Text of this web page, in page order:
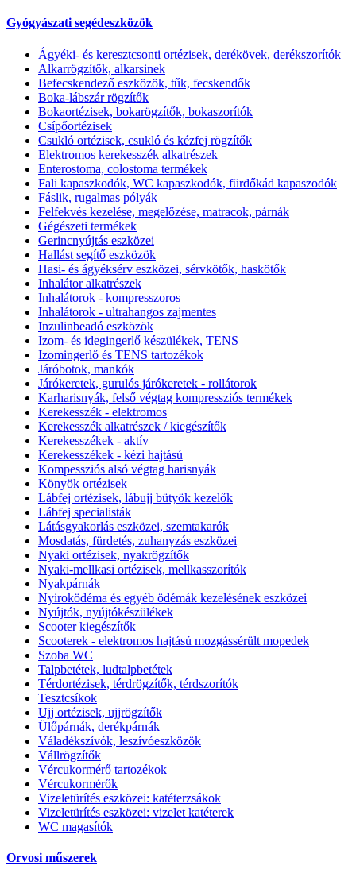
Gyógyászati segédeszközök
Ágyéki- és keresztcsonti ortézisek, derékövek, derékszorítók
Alkarrögzítők, alkarsinek
Befecskendező eszközök, tűk, fecskendők
Boka-lábszár rögzítők
Bokaortézisek, bokarögzítők, bokaszorítók
Csípőortézisek
Csukló ortézisek, csukló és kézfej rögzítők
Elektromos kerekesszék alkatrészek
Enterostoma, colostoma termékek
Fali kapaszkodók, WC kapaszkodók, fürdőkád kapaszodók
Fáslik, rugalmas pólyák
Felfekvés kezelése, megelőzése, matracok, párnák
Gégészeti termékek
Gerincnyújtás eszközei
Hallást segítő eszközök
Hasi- és ágyéksérv eszközei, sérvkötők, haskötők
Inhalátor alkatrészek
Inhalátorok - kompresszoros
Inhalátorok - ultrahangos zajmentes
Inzulinbeadó eszközök
Izom- és idegingerlő készülékek, TENS
Izomingerlő és TENS tartozékok
Járóbotok, mankók
Járókeretek, gurulós járókeretek - rollátorok
Karharisnyák, felső végtag kompressziós termékek
Kerekesszék - elektromos
Kerekesszék alkatrészek / kiegészítők
Kerekesszékek - aktív
Kerekesszékek - kézi hajtású
Kompessziós alsó végtag harisnyák
Könyök ortézisek
Lábfej ortézisek, lábujj bütyök kezelők
Lábfej specialisták
Látásgyakorlás eszközei, szemtakarók
Mosdatás, fürdetés, zuhanyzás eszközei
Nyaki ortézisek, nyakrögzítők
Nyaki-mellkasi ortézisek, mellkasszorítók
Nyakpárnák
Nyiroködéma és egyéb ödémák kezelésének eszközei
Nyújtók, nyújtókészülékek
Scooter kiegészítők
Scooterek - elektromos hajtású mozgássérült mopedek
Szoba WC
Talpbetétek, ludtalpbetétek
Térdortézisek, térdrögzítők, térdszorítók
Tesztcsíkok
Ujj ortézisek, ujjrögzítők
Ülőpárnák, derékpárnák
Váladékszívók, leszívóeszközök
Vállrögzítők
Vércukormérő tartozékok
Vércukormérők
Vizeletürítés eszközei: katéterzsákok
Vizeletürítés eszközei: vizelet katéterek
WC magasítók
Orvosi műszerek